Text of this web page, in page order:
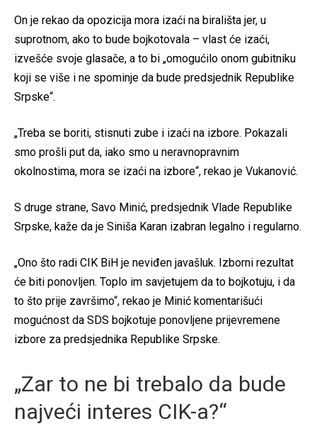
On je rekao da opozicija mora izaći na birališta jer, u
suprotnom, ako to bude bojkotovala – vlast će izaći,
izvešće svoje glasače, a to bi „omogućilo onom gubitniku
koji se više i ne spominje da bude predsjednik Republike
Srpske“.
„Treba se boriti, stisnuti zube i izaći na izbore. Pokazali
smo prošli put da, iako smo u neravnopravnim
okolnostima, mora se izaći na izbore“, rekao je Vukanović.
S druge strane, Savo Minić, predsjednik Vlade Republike
Srpske, kaže da je Siniša Karan izabran legalno i regularno.
„Ono što radi CIK BiH je neviđen javašluk. Izborni rezultat
će biti ponovljen. Toplo im savjetujem da to bojkotuju, i da
to što prije završimo“, rekao je Minić komentarišući
mogućnost da SDS bojkotuje ponovljene prijevremene
izbore za predsjednika Republike Srpske.
„Zar to ne bi trebalo da bude
najveći interes CIK-a?“